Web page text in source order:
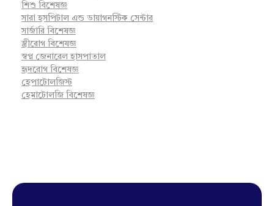
শিশু বিশেষজ্ঞ
সারা হসপিটাল এন্ড ডায়াগনস্টিক সেন্টার
সার্জারি বিশেষজ্ঞ
স্ত্রীরোগ বিশেষজ্ঞ
স্বপ্ন জেনারেল হাসপাতাল
হৃদরোগ বিশেষজ্ঞ
হেপাটোলজিস্ট
হেমাটোলজি বিশেষজ্ঞ